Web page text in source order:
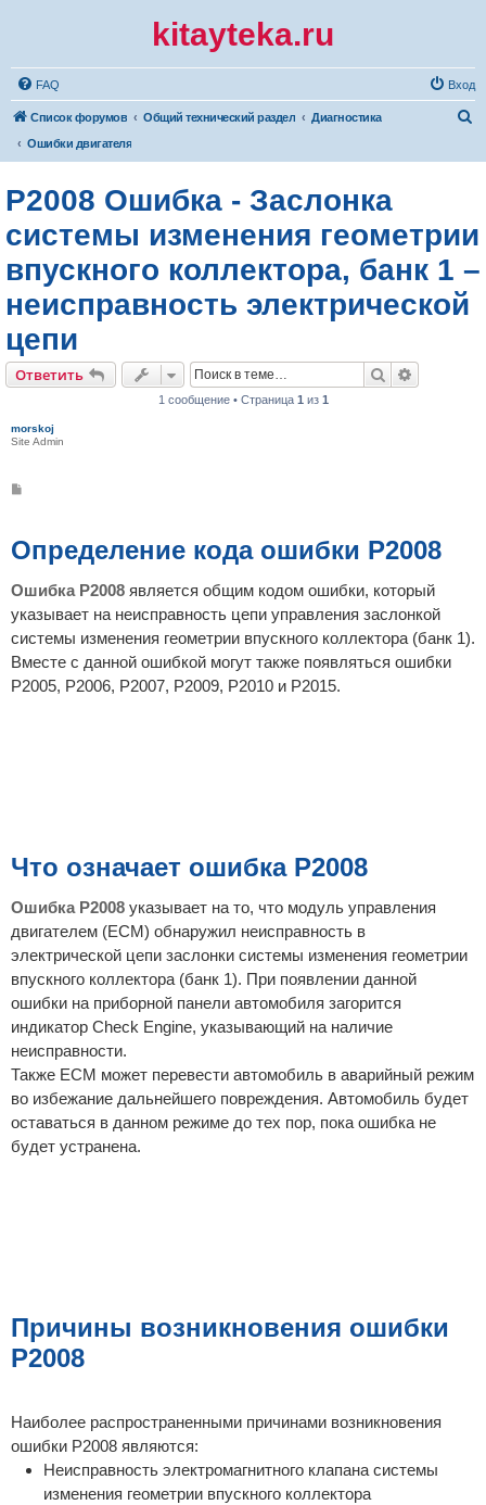
kitayteka.ru
FAQ Вход
Список форумов Общий технический раздел
Диагностика
Ошибки двигателя
P2008 Ошибка - Заслонка
системы изменения геометрии
впускного коллектора, банк 1 –
неисправность электрической
цепи
Ответить Поиск
1 сообщение • Страница 1 из 1
morskoj
Site Admin
щ
е
е
Определение кода ошибки P2008
Ошибка P2008 является общим кодом ошибки, который
указывает на неисправность цепи управления заслонкой
системы изменения геометрии впускного коллектора (банк 1).
Вместе с данной ошибкой могут также появляться ошибки
P2005, P2006, P2007, P2009, P2010 и P2015.
Что означает ошибка P2008
Ошибка P2008 указывает на то, что модуль управления
двигателем (ECM) обнаружил неисправность в
электрической цепи заслонки системы изменения геометрии
впускного коллектора (банк 1). При появлении данной
ошибки на приборной панели автомобиля загорится
индикатор Check Engine, указывающий на наличие
неисправности.
Также ECM может перевести автомобиль в аварийный режим
во избежание дальнейшего повреждения. Автомобиль будет
оставаться в данном режиме до тех пор, пока ошибка не
будет устранена.
Причины возникновения ошибки
P2008
Наиболее распространенными причинами возникновения
ошибки P2008 являются:
Неисправность электромагнитного клапана системы
изменения геометрии впускного коллектора